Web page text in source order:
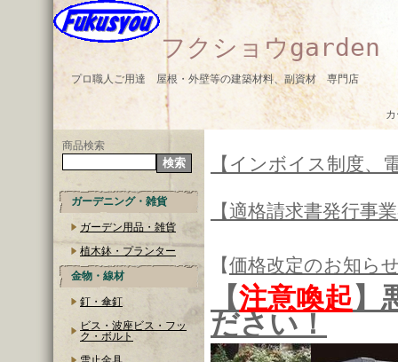
フクショウgarden
プロ職人ご用達 屋根・外壁等の建築材料、副資材 専門店
商品検索
ガーデニング・雑貨
ガーデン用品・雑貨
植木鉢・プランター
金物・線材
釘・傘釘
ビス・波座ビス・フッ
ク・ボルト
【インボイス制度、
【適格請求書発行事
【価格改定のお知ら
【注意喚起】
ださい！